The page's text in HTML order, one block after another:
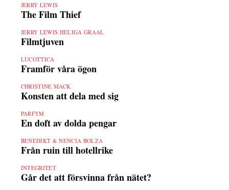
JERRY LEWIS
The Film Thief
JERRY LEWIS HELIGA GRAAL
Filmtjuven
LUCOTTICA
Framför våra ögon
CHRISTINE MACK
Konsten att dela med sig
PARFYM
En doft av dolda pengar
BENEDIKT & NENCIA BOLZA
Från ruin till hotellrike
INTEGRITET
Går det att försvinna från nätet?